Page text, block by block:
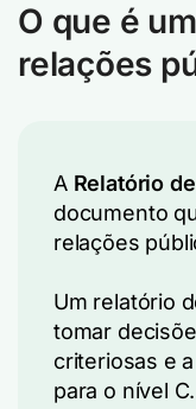
O que é
relações
A Relatório
documento
relações
Um relatório
tomar
criteriosas e
para o nível C.